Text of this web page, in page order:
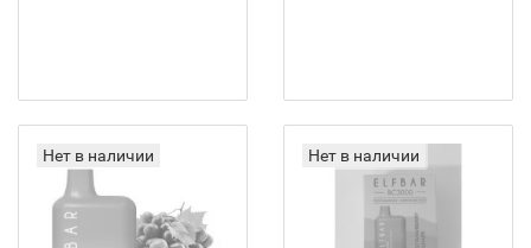
Нет в наличии Нет в наличии